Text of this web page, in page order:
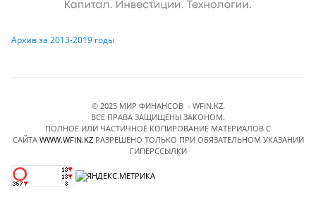
Архив за 2013-2019 годы
© 2025 МИР ФИНАНСОВ - WFIN.KZ.
ВСЕ ПРАВА ЗАЩИЩЕНЫ ЗАКОНОМ.
ПОЛНОЕ ИЛИ ЧАСТИЧНОЕ КОПИРОВАНИЕ МАТЕРИАЛОВ C
САЙТА WWW.WFIN.KZРАЗРЕШЕНО ТОЛЬКО ПРИ ОБЯЗАТЕЛЬНОМ УКАЗАНИИ
ГИПЕРССЫЛКИ